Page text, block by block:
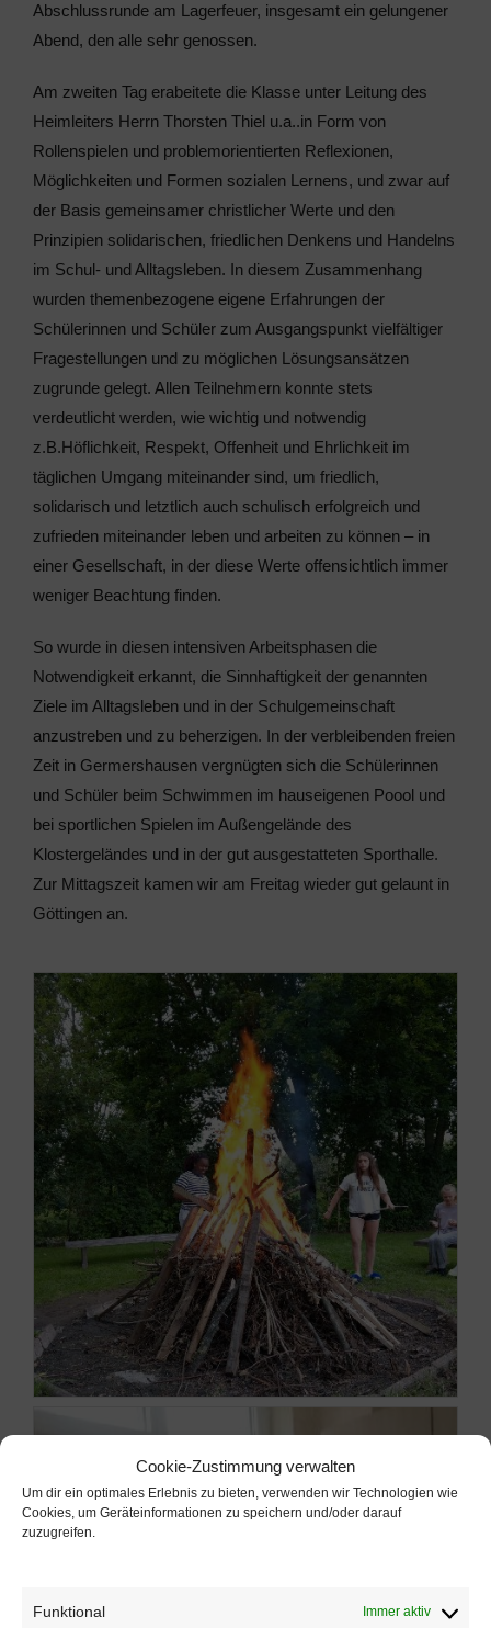
Cookie-Zustimmung verwalten
Um dir ein optimales Erlebnis zu bieten, verwenden wir Technologien wie
Cookies, um Geräteinformationen zu speichern und/oder darauf
zuzugreifen.
Funktional Immer aktiv
Abschlussrunde am Lagerfeuer, insgesamt ein gelungener
Abend, den alle sehr genossen.
Am zweiten Tag erabeitete die Klasse unter Leitung des
Heimleiters Herrn Thorsten Thiel u.a..in Form von
Rollenspielen und problemorientierten Reflexionen,
Möglichkeiten und Formen sozialen Lernens, und zwar auf
der Basis gemeinsamer christlicher Werte und den
Prinzipien solidarischen, friedlichen Denkens und Handelns
im Schul- und Alltagsleben. In diesem Zusammenhang
wurden themenbezogene eigene Erfahrungen der
Schülerinnen und Schüler zum Ausgangspunkt vielfältiger
Fragestellungen und zu möglichen Lösungsansätzen
zugrunde gelegt. Allen Teilnehmern konnte stets
verdeutlicht werden, wie wichtig und notwendig
z.B.Höflichkeit, Respekt, Offenheit und Ehrlichkeit im
täglichen Umgang miteinander sind, um friedlich,
solidarisch und letztlich auch schulisch erfolgreich und
zufrieden miteinander leben und arbeiten zu können – in
einer Gesellschaft, in der diese Werte offensichtlich immer
weniger Beachtung finden.
So wurde in diesen intensiven Arbeitsphasen die
Notwendigkeit erkannt, die Sinnhaftigkeit der genannten
Ziele im Alltagsleben und in der Schulgemeinschaft
anzustreben und zu beherzigen. In der verbleibenden freien
Zeit in Germershausen vergnügten sich die Schülerinnen
und Schüler beim Schwimmen im hauseigenen Poool und
bei sportlichen Spielen im Außengelände des
Klostergeländes und in der gut ausgestatteten Sporthalle.
Zur Mittagszeit kamen wir am Freitag wieder gut gelaunt in
Göttingen an.